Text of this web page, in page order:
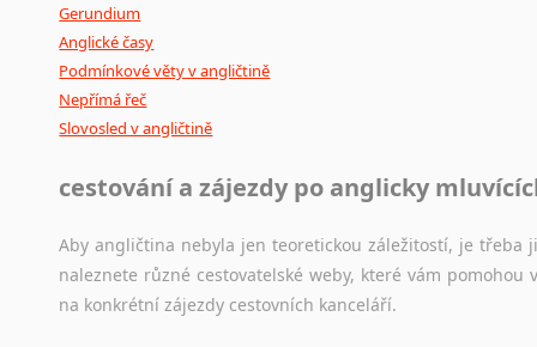
Gerundium
Anglické časy
Podmínkové věty v angličtině
Nepřímá řeč
Slovosled v angličtině
cestování a zájezdy po anglicky
Aby angličtina nebyla jen teoretickou záležitostí, je
naleznete různé cestovatelské weby, které vám
na konkrétní zájezdy cestovních kanceláří.